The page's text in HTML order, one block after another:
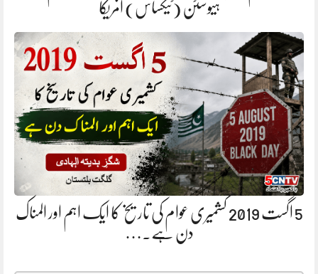
ہیوسٹن (ٹیکساس) امریکا
5 اگست 2019 کشمیری عوام کی تاریخ کا ایک اہم اور المناک
دن ہے.…